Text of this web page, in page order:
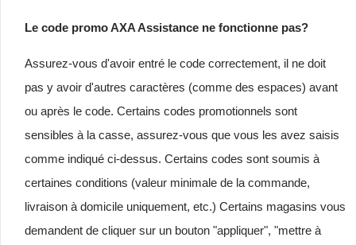
Le code promo AXA Assistance ne fonctionne pas?
Assurez-vous d'avoir entré le code correctement, il ne doit
pas y avoir d'autres caractères (comme des espaces) avant
ou après le code. Certains codes promotionnels sont
sensibles à la casse, assurez-vous que vous les avez saisis
comme indiqué ci-dessus. Certains codes sont soumis à
certaines conditions (valeur minimale de la commande,
livraison à domicile uniquement, etc.) Certains magasins vous
demandent de cliquer sur un bouton "appliquer", "mettre à